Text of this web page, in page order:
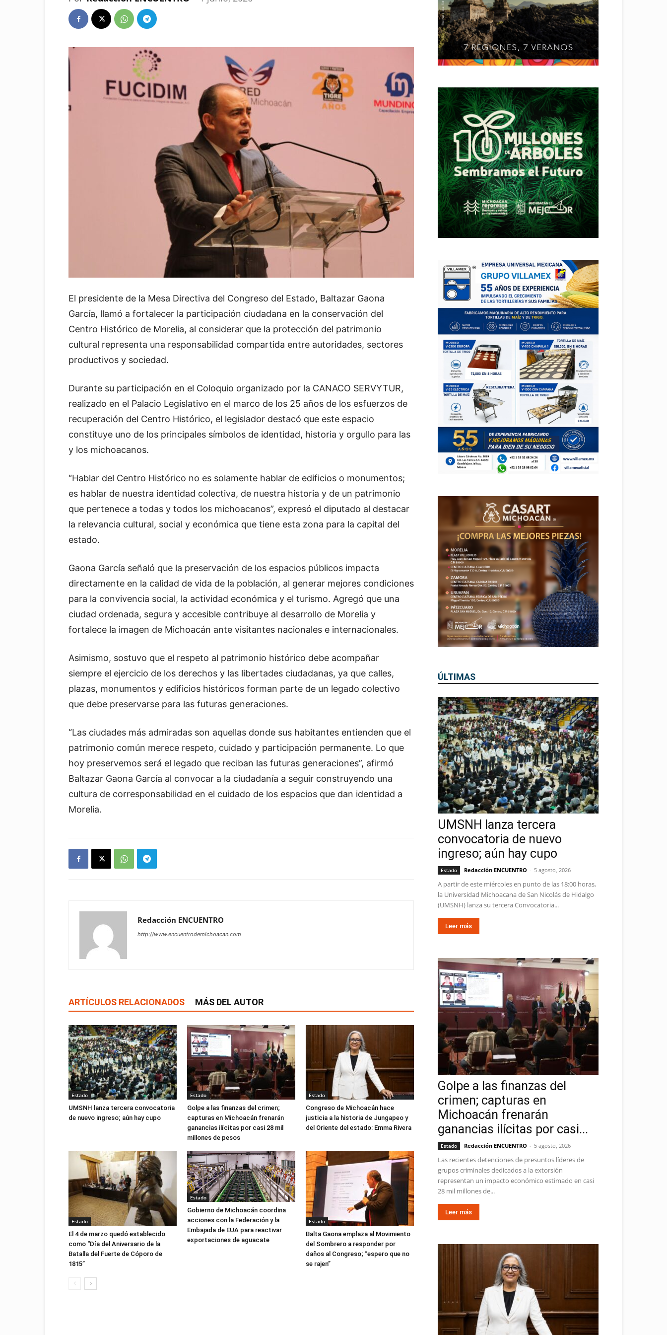
El presidente de la Mesa Directiva del Congreso del Estado, Baltazar Gaona
García, llamó a fortalecer la participación ciudadana en la conservación del
Centro Histórico de Morelia, al considerar que la protección del patrimonio
cultural representa una responsabilidad compartida entre autoridades, sectores
productivos y sociedad.
Durante su participación en el Coloquio organizado por la CANACO SERVYTUR,
realizado en el Palacio Legislativo en el marco de los 25 años de los esfuerzos de
recuperación del Centro Histórico, el legislador destacó que este espacio
constituye uno de los principales símbolos de identidad, historia y orgullo para las
y los michoacanos.
“Hablar del Centro Histórico no es solamente hablar de edificios o monumentos;
es hablar de nuestra identidad colectiva, de nuestra historia y de un patrimonio
que pertenece a todas y todos los michoacanos”, expresó el diputado al destacar
la relevancia cultural, social y económica que tiene esta zona para la capital del
estado.
Gaona García señaló que la preservación de los espacios públicos impacta
directamente en la calidad de vida de la población, al generar mejores condiciones
para la convivencia social, la actividad económica y el turismo. Agregó que una
ciudad ordenada, segura y accesible contribuye al desarrollo de Morelia y
fortalece la imagen de Michoacán ante visitantes nacionales e internacionales.
Asimismo, sostuvo que el respeto al patrimonio histórico debe acompañar
siempre el ejercicio de los derechos y las libertades ciudadanas, ya que calles,
plazas, monumentos y edificios históricos forman parte de un legado colectivo
que debe preservarse para las futuras generaciones.
“Las ciudades más admiradas son aquellas donde sus habitantes entienden que el
patrimonio común merece respeto, cuidado y participación permanente. Lo que
hoy preservemos será el legado que reciban las futuras generaciones”, afirmó
Baltazar Gaona García al convocar a la ciudadanía a seguir construyendo una
cultura de corresponsabilidad en el cuidado de los espacios que dan identidad a
Morelia.
Redacción ENCUENTRO
http://www.encuentrodemichoacan.com
ARTÍCULOS RELACIONADOS MÁS DEL AUTOR
Estado
UMSNH lanza tercera convocatoria
de nuevo ingreso; aún hay cupo
Estado
Golpe a las finanzas del crimen;
capturas en Michoacán frenarán
ganancias ilícitas por casi 28 mil
millones de pesos
Estado
Congreso de Michoacán hace
justicia a la historia de Jungapeo y
del Oriente del estado: Emma Rivera
Estado
El 4 de marzo quedó establecido
como “Día del Aniversario de la
Batalla del Fuerte de Cóporo de
1815”
Estado
Gobierno de Michoacán coordina
acciones con la Federación y la
Embajada de EUA para reactivar
exportaciones de aguacate
Estado
Balta Gaona emplaza al Movimiento
del Sombrero a responder por
daños al Congreso; “espero que no
se rajen”
ÚLTIMAS
UMSNH lanza tercera
convocatoria de nuevo
ingreso; aún hay cupo
Estado Redacción ENCUENTRO - 5 agosto, 2026
A partir de este miércoles en punto de las 18:00 horas,
la Universidad Michoacana de San Nicolás de Hidalgo
(UMSNH) lanza su tercera Convocatoria...
Leer más
Golpe a las finanzas del
crimen; capturas en
Michoacán frenarán
ganancias ilícitas por casi...
Estado Redacción ENCUENTRO - 5 agosto, 2026
Las recientes detenciones de presuntos líderes de
grupos criminales dedicados a la extorsión
representan un impacto económico estimado en casi
28 mil millones de...
Leer más